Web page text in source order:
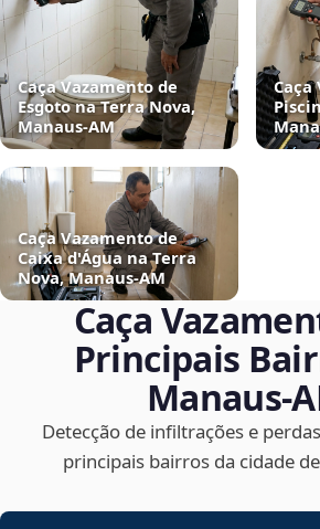
Caça Vazamento de
Esgoto na Terra Nova,
Manaus‑AM
Caça
Caça Vazamento de
Caixa d'Água na Terra
Nova, Manaus‑AM
Caça
Principais
Detecção de infiltrações e
principais bairros da cidade